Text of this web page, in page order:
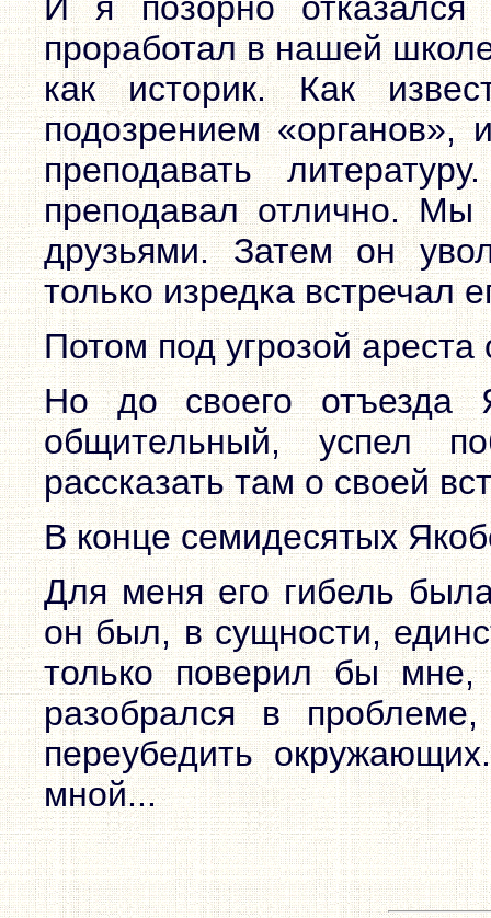
проработал в нашей
как историк. Как
подозрением «органов»,
преподавать
преподавал отлично. Мы
друзьями. Затем он
только изредка встречал
Потом под угрозой
Но до своего отъезда
общительный, успел
рассказать там о своей
В конце семидесятых
Для меня его гибель
он был, в сущности,
только поверил бы
разобрался в
переубедить
мной...